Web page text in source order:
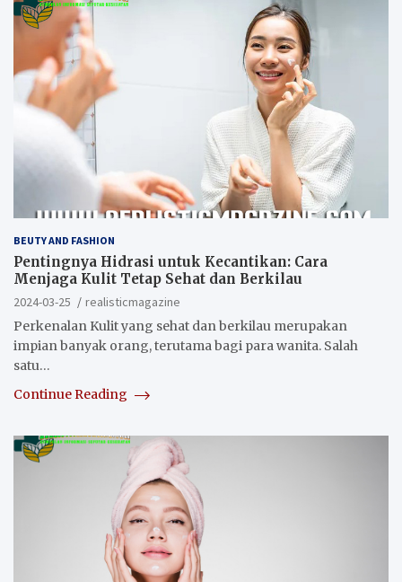
BEUTY AND FASHION
Pentingnya Hidrasi untuk Kecantikan: Cara
Menjaga Kulit Tetap Sehat dan Berkilau
2024-03-25
realisticmagazine
Perkenalan Kulit yang sehat dan berkilau merupakan
impian banyak orang, terutama bagi para wanita. Salah
satu…
Continue Reading